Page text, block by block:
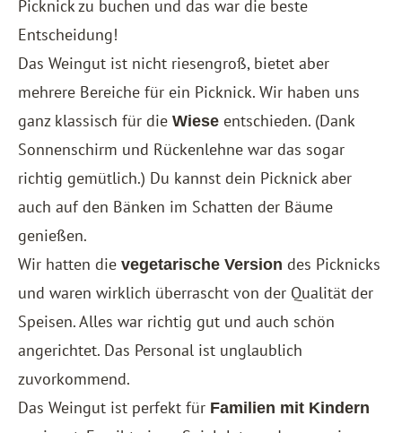
Picknick zu buchen und das war die beste
Entscheidung!
Das Weingut ist nicht riesengroß, bietet aber
mehrere Bereiche für ein Picknick. Wir haben uns
ganz klassisch für die Wiese entschieden. (Dank
Sonnenschirm und Rückenlehne war das sogar
richtig gemütlich.) Du kannst dein Picknick aber
auch auf den Bänken im Schatten der Bäume
genießen.
Wir hatten die vegetarische Version des Picknicks
und waren wirklich überrascht von der Qualität der
Speisen. Alles war richtig gut und auch schön
angerichtet. Das Personal ist unglaublich
zuvorkommend.
Das Weingut ist perfekt für Familien mit Kindern